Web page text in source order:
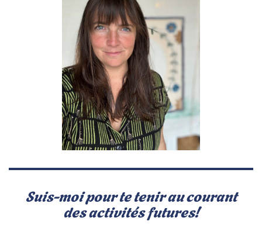
Suis-moi pour te tenir au courant
des activités futures!